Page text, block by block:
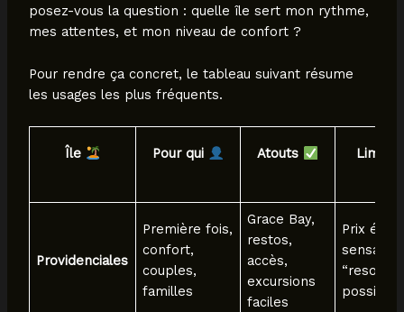
posez-vous la question : quelle île sert mon rythme,
mes attentes, et mon niveau de confort ?
Pour rendre ça concret, le tableau suivant résume
les usages les plus fréquents.
Île Pour qui Atouts
Providenciales
Première fois,
confort,
couples,
familles
Grace Bay,
restos,
accès,
excursions
faciles
Prix
sensation
“resort”
possible